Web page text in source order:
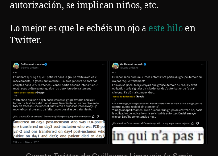
autorización, se implican niños, etc.
Lo mejor es que le echéis un ojo a este hilo en
Twitter.